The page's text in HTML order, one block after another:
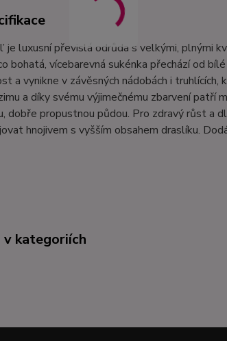
je luxusní převislá odrůda s velkými, plnými
bohatá, vícebarevná sukénka přechází od
a vynikne v závěsných nádobách i
a díky svému výjimečnému zbarvení
dobře propustnou půdou. Pro zdravý růst a
hnojivem s vyšším obsahem draslíku.
v kategoriích